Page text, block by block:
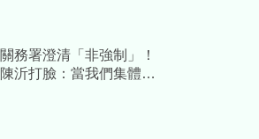
關務署澄清「非強制」！
陳沂打臉：當我們集體失